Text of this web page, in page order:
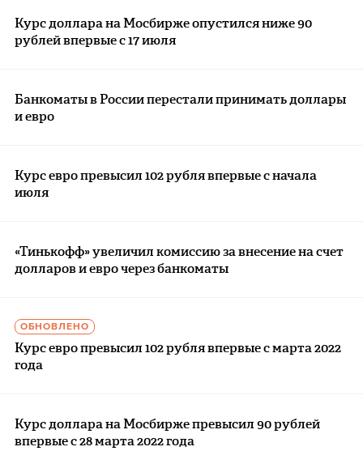
Курс доллара на Мосбирже опустился ниже 90
рублей впервые с 17 июля
Банкоматы в России перестали принимать доллары
и евро
Курс евро превысил 102 рубля впервые с начала
июля
«Тинькофф» увеличил комиссию за внесение на счет
долларов и евро через банкоматы
ОБНОВЛЕНО
Курс евро превысил 102 рубля впервые с марта 2022
года
Курс доллара на Мосбирже превысил 90 рублей
впервые с 28 марта 2022 года